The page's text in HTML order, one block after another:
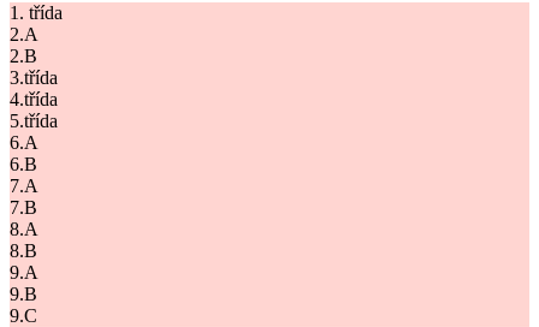
1. třída
2.A
2.B
3.třída
4.třída
5.třída
6.A
6.B
7.A
7.B
8.A
8.B
9.A
9.B
9.C